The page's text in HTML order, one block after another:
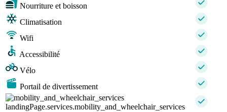
Nourriture et boisson
Climatisation
Wifi
Accessibilité
Vélo
Portail de divertissement
landingPage.services.mobility_and_wheelchair_services